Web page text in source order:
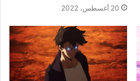
20 أغسطس، 2022